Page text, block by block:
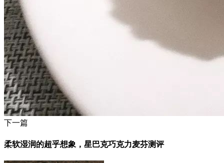
下一篇
柔软湿润的超乎想象，星巴克巧克力麦芬测评